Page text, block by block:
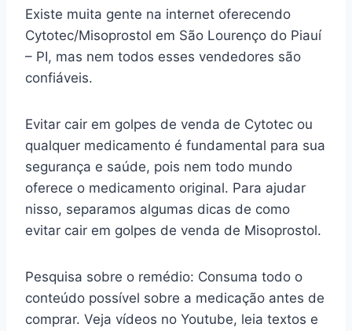
Existe muita gente na internet oferecendo
Cytotec/Misoprostol em São Lourenço do Piauí
– PI, mas nem todos esses vendedores são
confiáveis.
Evitar cair em golpes de venda de Cytotec ou
qualquer medicamento é fundamental para sua
segurança e saúde, pois nem todo mundo
oferece o medicamento original. Para ajudar
nisso, separamos algumas dicas de como
evitar cair em golpes de venda de Misoprostol.
Pesquisa sobre o remédio: Consuma todo o
conteúdo possível sobre a medicação antes de
comprar. Veja vídeos no Youtube, leia textos e